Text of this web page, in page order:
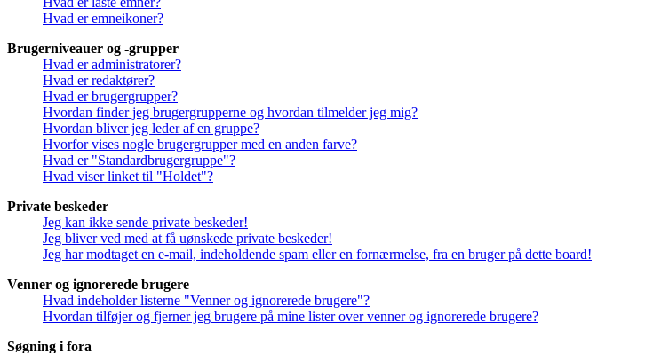
Hvad er emneikoner?
Brugerniveauer og -grupper
Hvad er administratorer?
Hvad er redaktører?
Hvad er brugergrupper?
Hvordan finder jeg brugergrupperne og hvordan tilmelder jeg mig?
Hvordan bliver jeg leder af en gruppe?
Hvorfor vises nogle brugergrupper med en anden farve?
Hvad er "Standardbrugergruppe"?
Hvad viser linket til "Holdet"?
Private beskeder
Jeg kan ikke sende private beskeder!
Jeg bliver ved med at få uønskede private beskeder!
Jeg har modtaget en e-mail, indeholdende spam eller en fornærmelse, fra en bruger på dette board!
Venner og ignorerede brugere
Hvad indeholder listerne "Venner og ignorerede brugere"?
Hvordan tilføjer og fjerner jeg brugere på mine lister over venner og ignorerede brugere?
Søgning i fora